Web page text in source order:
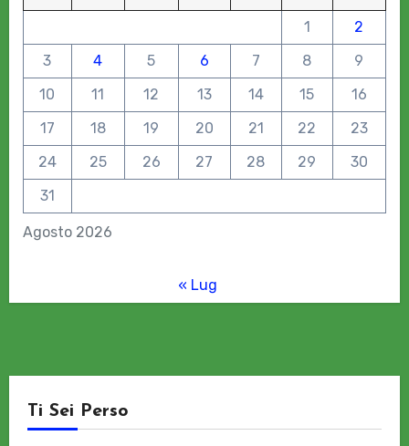
Agosto 2026
1
2
3
4 5 6 7 8
9
10
11 12 13 14 15
16
17
18 19 20 21 22
23
24
25 26 27 28 29
30
31
« Lug
Ti Sei Perso